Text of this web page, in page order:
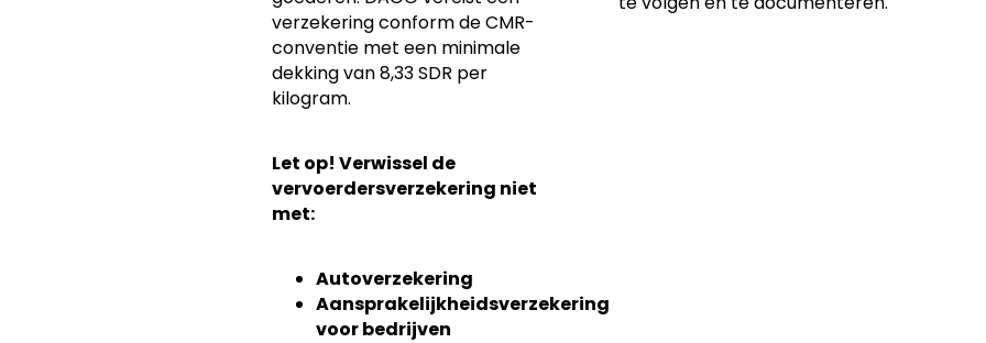
verzekering conform de CMR-
conventie met een minimale
dekking van 8,33 SDR per
kilogram.
Let op! Verwissel de
vervoerdersverzekering niet
met:
Autoverzekering
Aansprakelijkheidsverzekering
voor bedrijven